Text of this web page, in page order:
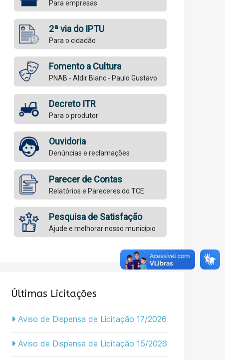
Para empresas
2ª via do IPTU
Para o cidadão
Fomento a Cultura
PNAB - Aldir Blanc - Paulo Gustavo
Decreto ITR
Para o produtor
Ouvidoria
Denúncias e reclamações
Parecer de Contas
Relatórios e Pareceres do TCE
Pesquisa de Satisfação
Ajude e melhorar nosso município
Últimas Licitações
Aviso de Dispensa de Licitação 17/2026
Aviso de Dispensa de Licitação 15/2026